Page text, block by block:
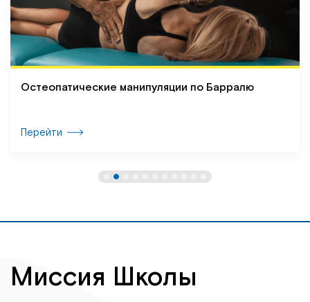
Остеопатические манипуляции по Барралю
Перейти
Миссия Школы